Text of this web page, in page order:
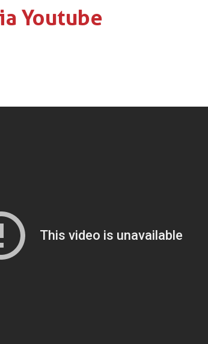
Youtube